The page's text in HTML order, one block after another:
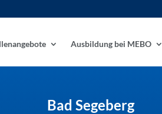
Ausbildung bei MEBO
Bad Segeberg